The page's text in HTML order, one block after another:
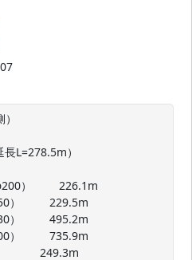
L=278.5m）
）　     226.1m
229.5m
495.2m
735.9m
249.3m